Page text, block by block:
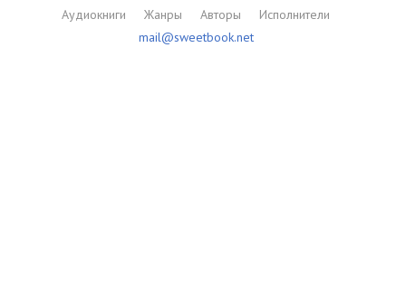
Аудиокниги Жанры Авторы
Исполнители
mail@sweetbook.net